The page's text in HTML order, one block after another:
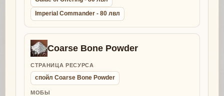
Imperial Commander - 80 лвл
Coarse Bone Powder
СТРАНИЦА РЕСУРСА
спойл Coarse Bone Powder
МОБЫ